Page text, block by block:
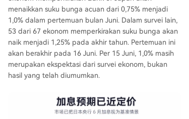
menaikkan suku bunga acuan dari 0,75% menjadi
1,0% dalam pertemuan bulan Juni. Dalam survei lain,
53 dari 67 ekonom memperkirakan suku bunga akan
naik menjadi 1,25% pada akhir tahun. Pertemuan ini
akan berakhir pada 16 Juni. Per 15 Juni, 1,0% masih
merupakan ekspektasi dari survei ekonom, bukan
hasil yang telah diumumkan.